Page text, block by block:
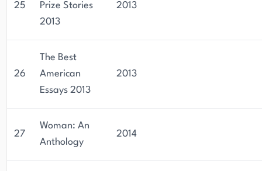
25
Prize Stories
2013
2013
26
The Best
American
Essays 2013
2013
27
Woman: An
Anthology
2014